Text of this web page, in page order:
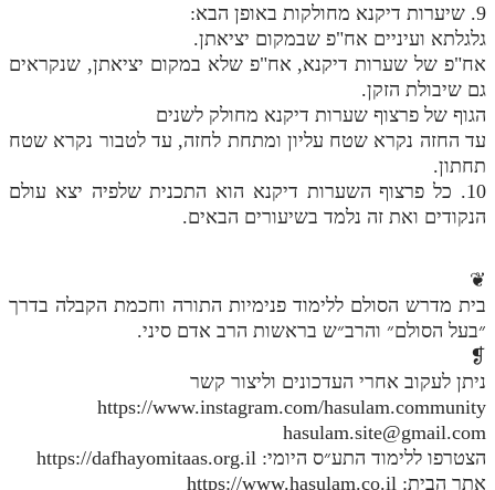
9. שיערות דיקנא מחולקות באופן הבא:
גלגלתא ועיניים אח"פ שבמקום יציאתן.
אח"פ של שערות דיקנא, אח"פ שלא במקום יציאתן, שנקראים
גם שיבולת הזקן.
הגוף של פרצוף שערות דיקנא מחולק לשנים
עד החזה נקרא שטח עליון ומתחת לחזה, עד לטבור נקרא שטח
תחתון.
10. כל פרצוף השערות דיקנא הוא התכנית שלפיה יצא עולם
הנקודים ואת זה נלמד בשיעורים הבאים.
❦
בית מדרש הסולם ללימוד פנימיות התורה וחכמת הקבלה בדרך
״בעל הסולם״ והרב״ש בראשות הרב אדם סיני.
❡
ניתן לעקוב אחרי העדכונים וליצור קשר
https://www.instagram.com/hasulam.community
hasulam.site@gmail.com
הצטרפו ללימוד התע״ס היומי: https://dafhayomitaas.org.il
אתר הבית: https://www.hasulam.co.il